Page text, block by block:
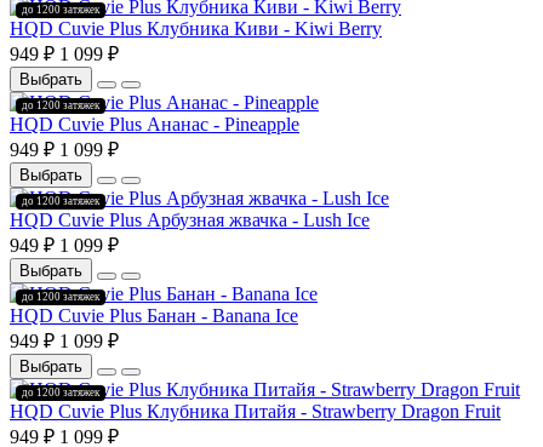
до 1200 затяжек
HQD Cuvie Plus Клубника Киви - Kiwi Berry
949 ₽ 1 099 ₽
Выбрать
до 1200 затяжек
HQD Cuvie Plus Ананас - Pineapple
949 ₽ 1 099 ₽
Выбрать
до 1200 затяжек
HQD Cuvie Plus Арбузная жвачка - Lush Ice
949 ₽ 1 099 ₽
Выбрать
до 1200 затяжек
HQD Cuvie Plus Банан - Banana Ice
949 ₽ 1 099 ₽
Выбрать
до 1200 затяжек
HQD Cuvie Plus Клубника Питайя - Strawberry Dragon Fruit
949 ₽ 1 099 ₽